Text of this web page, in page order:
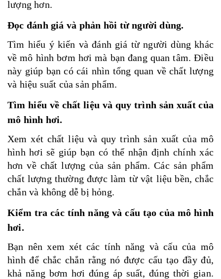
lượng hơn.
Đọc đánh giá và phản hồi từ người dùng.
Tìm hiểu ý kiến và đánh giá từ người dùng khác
về mô hình bơm hơi mà bạn đang quan tâm. Điều
này giúp bạn có cái nhìn tổng quan về chất lượng
và hiệu suất của sản phẩm.
Tìm hiểu về chất liệu và quy trình sản xuất của
mô hình hơi.
Xem xét chất liệu và quy trình sản xuất của mô
hình hơi sẽ giúp bạn có thể nhận định chính xác
hơn về chất lượng của sản phẩm. Các sản phẩm
chất lượng thường được làm từ vật liệu bền, chắc
chắn và không dễ bị hỏng.
Kiểm tra các tính năng và cấu tạo của mô hình
hơi.
Bạn nên xem xét các tính năng và cấu của mô
hình để chắc chắn rằng nó được cấu tạo đầy đủ,
khả năng bơm hơi đúng áp suất, đúng thời gian.